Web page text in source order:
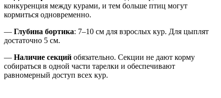
конкуренция между курами, и тем больше птиц могут
кормиться одновременно.
— Глубина бортика: 7–10 см для взрослых кур. Для цыплят
достаточно 5 см.
— Наличие секций обязательно. Секции не дают корму
собираться в одной части тарелки и обеспечивают
равномерный доступ всех кур.